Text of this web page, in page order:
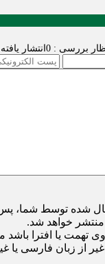
بررسی : 0 انتشار یافته
شده توسط شما، پس
خواهد شد.
تهمت یا افترا باشد
غیر از زبان فارسی یا